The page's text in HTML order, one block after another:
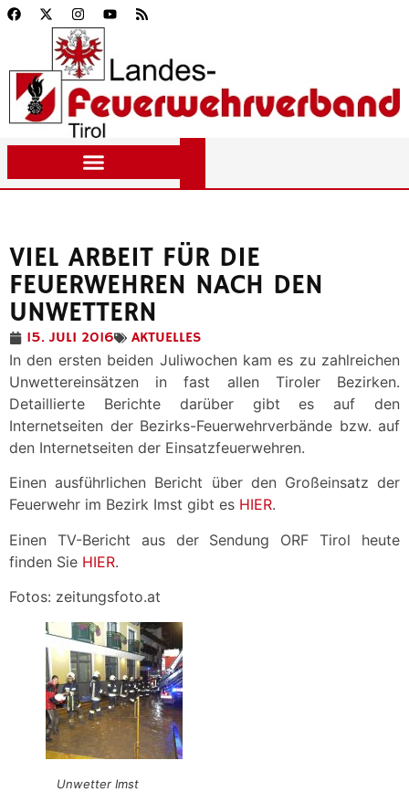
VIEL ARBEIT FÜR DIE
FEUERWEHREN NACH DEN
UNWETTERN
15. JULI 2016
AKTUELLES
In den ersten beiden Juliwochen kam es zu zahlreichen
Unwettereinsätzen in fast allen Tiroler Bezirken.
Detaillierte Berichte darüber gibt es auf den
Internetseiten der Bezirks-Feuerwehrverbände bzw. auf
den Internetseiten der Einsatzfeuerwehren.
Einen ausführlichen Bericht über den Großeinsatz der
Feuerwehr im Bezirk Imst gibt es HIER.
Einen TV-Bericht aus der Sendung ORF Tirol heute
finden Sie HIER.
Fotos: zeitungsfoto.at
Unwetter Imst